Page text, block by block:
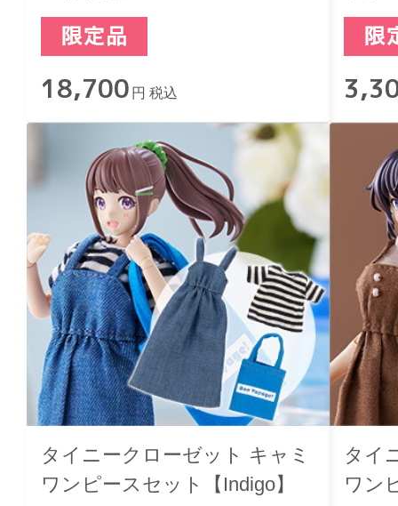
18,700 円 税込
タイニークローゼット キャミ
ワンピースセット【Indigo】
タイ
ワン